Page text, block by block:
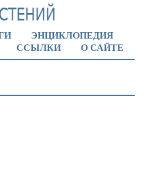
ЭНЦИКЛОПЕДИЯ
ССЫЛКИ О САЙТЕ